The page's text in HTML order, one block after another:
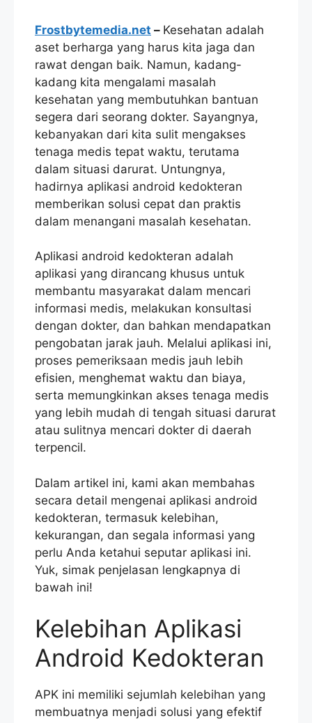
Frostbytemedia.net – Kesehatan adalah
aset berharga yang harus kita jaga dan
rawat dengan baik. Namun, kadang-
kadang kita mengalami masalah
kesehatan yang membutuhkan bantuan
segera dari seorang dokter. Sayangnya,
kebanyakan dari kita sulit mengakses
tenaga medis tepat waktu, terutama
dalam situasi darurat. Untungnya,
hadirnya aplikasi android kedokteran
memberikan solusi cepat dan praktis
dalam menangani masalah kesehatan.
Aplikasi android kedokteran adalah
aplikasi yang dirancang khusus untuk
membantu masyarakat dalam mencari
informasi medis, melakukan konsultasi
dengan dokter, dan bahkan mendapatkan
pengobatan jarak jauh. Melalui aplikasi ini,
proses pemeriksaan medis jauh lebih
efisien, menghemat waktu dan biaya,
serta memungkinkan akses tenaga medis
yang lebih mudah di tengah situasi darurat
atau sulitnya mencari dokter di daerah
terpencil.
Dalam artikel ini, kami akan membahas
secara detail mengenai aplikasi android
kedokteran, termasuk kelebihan,
kekurangan, dan segala informasi yang
perlu Anda ketahui seputar aplikasi ini.
Yuk, simak penjelasan lengkapnya di
bawah ini!
Kelebihan Aplikasi
Android Kedokteran
APK ini memiliki sejumlah kelebihan yang
membuatnya menjadi solusi yang efektif